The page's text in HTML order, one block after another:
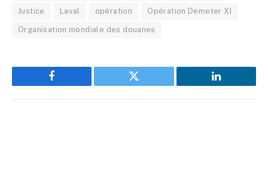
Justice Laval opération Opération Demeter XI
Organisation mondiale des douanes
Facebook Twitter LinkedIn